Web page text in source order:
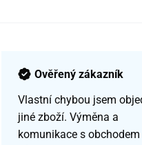
Ověřený zákazník
Vlastní chybou jsem
jiné zboží. Výměna a
komunikace s obchodem